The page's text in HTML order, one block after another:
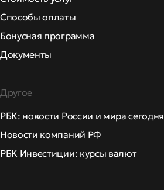
Способы оплаты
Бонусная программа
Документы
Другое
РБК: новости России и мира сегодня
Новости компаний РФ
РБК Инвестиции: курсы валют